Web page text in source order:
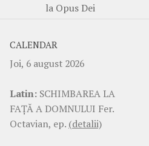
la Opus Dei
CALENDAR
Joi, 6 august 2026
Latin: SCHIMBAREA LA
FAŢĂ A DOMNULUI Fer.
Octavian, ep. (detalii)